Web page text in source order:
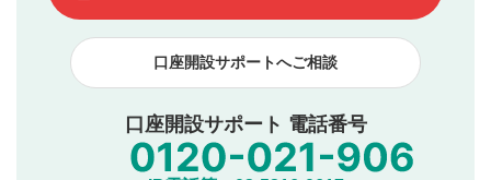
下記の項目に該当すると判断された投稿内容は、掲載を
見合わせる場合がございます。
本動画コンテンツとは無関係の内容の投稿
他者への誹謗中傷や差別的表現投稿
公序良俗に反する内容の投稿
氏名、住所、電話番号など個人を特定できる情報の
口座開設サポートへご相談
口座開設サポート 電話番号